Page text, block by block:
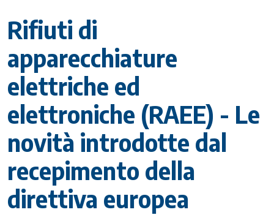
Rifiuti di
apparecchiature
elettriche ed
elettroniche (RAEE) - Le
novità introdotte dal
recepimento della
direttiva europea